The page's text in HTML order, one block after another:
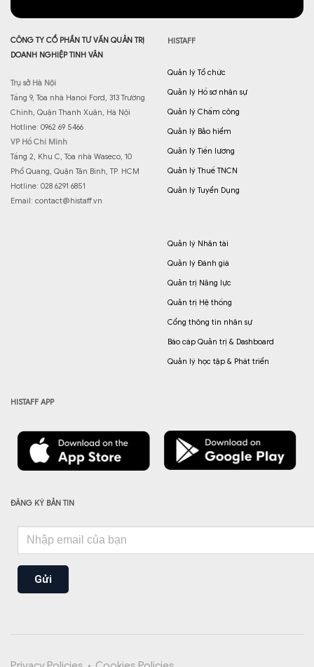
CÔNG TY CỔ PHẦN TƯ VẤN QUẢN TRỊ
DOANH NGHIỆP TINH VÂN
Trụ sở Hà Nội
Tầng 9, Tòa nhà Hanoi Ford, 313 Trường
Chinh, Quận Thanh Xuân, Hà Nội
Hotline: 0962 69 5466
VP Hồ Chí Minh
Tầng 2, Khu C, Tòa nhà Waseco, 10
Phổ Quang, Quận Tân Bình, TP. HCM
Hotline: 028 6291 6851
Email: contact@histaff.vn
HISTAFF
Quản lý Tổ chức
Quản lý Hồ sơ nhân sự
Quản lý Chấm công
Quản lý Bảo hiểm
Quản lý Tiền lương
Quản lý Thuế TNCN
Quản lý Tuyển Dụng
Quản lý Nhân tài
Quản lý Đánh giá
Quản trị Năng lực
Quản trị Hệ thống
Cổng thông tin nhân sự
Báo cáp Quản trị & Dashboard
Quản lý học tập & Phát triển
HISTAFF APP
ĐĂNG KÝ BẢN TIN
Gửi